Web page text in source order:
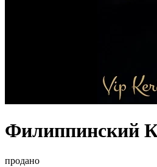
Филиппинский
продано